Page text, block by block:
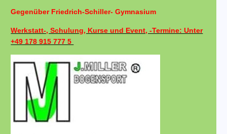
Gegenüber Friedrich-Schiller- Gymnasium
Werkstatt-, Schulung, Kurse und Event, -Termine: Unter
+49 178 915 777 5